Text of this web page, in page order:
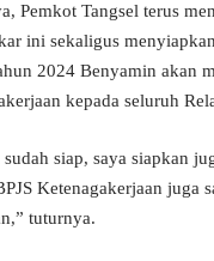
Pemkot Tangsel terus
ini sekaligus
2024 Benyamin akan
kepada seluruh
siap, saya siapkan
Ketenagakerjaan juga
tuturnya.